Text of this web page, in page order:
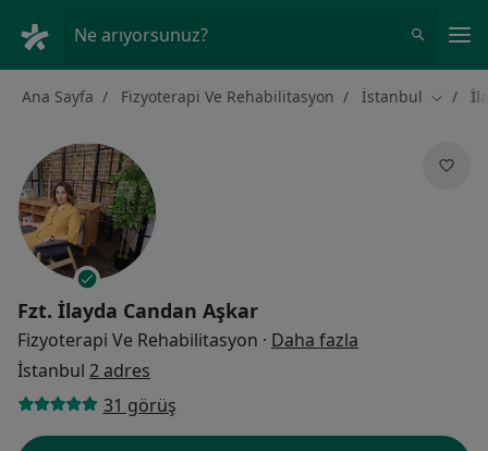
Ne arıyorsunuz?
Ana Sayfa Fizyoterapi Ve Rehabilitasyon İstanbul Şehir
Fzt. İlayda Candan Aşkar
Fizyoterapi Ve Rehabilitasyon · Daha fazla
İstanbul 2 adres
31 görüş